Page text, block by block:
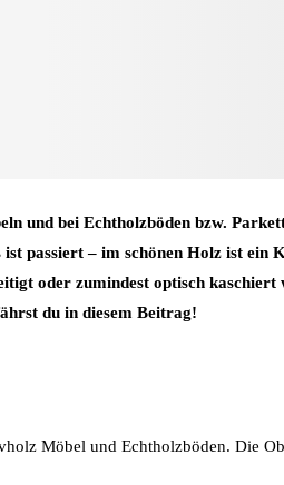
und bei Echtholzböden bzw.
passiert – im schönen Holz ist ein
oder zumindest optisch kaschiert
du in diesem Beitrag!
Möbel und Echtholzböden. Die